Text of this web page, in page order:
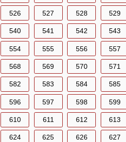
526 527 528 529
540 541 542 543
554 555 556 557
568 569 570 571
582 583 584 585
596 597 598 599
610 611 612 613
624 625 626 627